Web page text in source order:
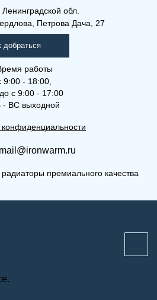
(КВ), (КВЛ)
Ленинградской обл.
Петрова Дача, 27
добраться
работы
9:00 - 18:00,
с 9:00 - 17:00
- ВС выходной
конфиденциальности
mail@ironwarm.ru
премиального качества